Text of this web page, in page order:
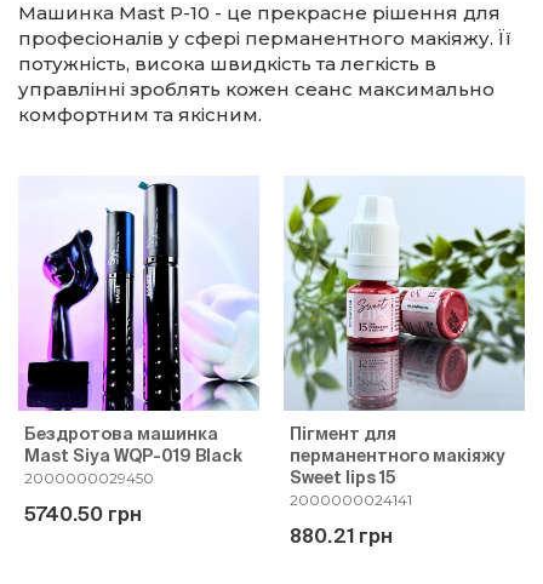
Машинка Mast P-10 - це прекрасне рішення для
професіоналів у сфері перманентного макіяжу. Її
потужність, висока швидкість та легкість в
управлінні зроблять кожен сеанс максимально
комфортним та якісним.
Бездротова машинка
Mast Siya WQP-019 Black
2000000029450
5740.50 грн
Пігмент для
перманентного макіяжу
Sweet lips 15
2000000024141
880.21 грн